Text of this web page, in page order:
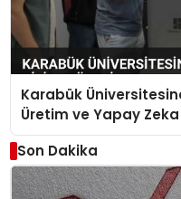
Karabük
Üretim ve Yapay
Son Dakika